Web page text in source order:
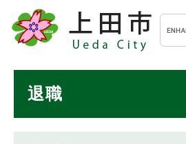
メニューを飛ばして
キ
ー
ワ
退職